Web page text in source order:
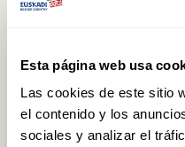
Esta página web usa
Las cookies de este sitio
el contenido y los
sociales y analizar el